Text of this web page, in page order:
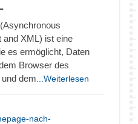
and XML) ist eine
es ermöglicht, Daten
Browser des
dem ...Weiterlesen
nach-